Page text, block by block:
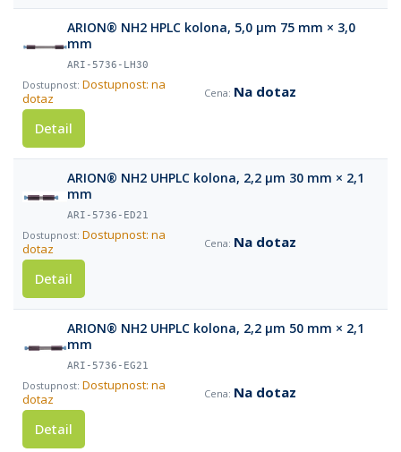
ARION® NH2 HPLC kolona, 5,0 µm 75 mm × 3,0
mm
ARI-5736-LH30
Dostupnost: na
dotaz
Na dotaz
Detail
ARION® NH2 UHPLC kolona, 2,2 µm 30 mm × 2,1
mm
ARI-5736-ED21
Dostupnost: na
dotaz
Na dotaz
Detail
ARION® NH2 UHPLC kolona, 2,2 µm 50 mm × 2,1
mm
ARI-5736-EG21
Dostupnost: na
dotaz
Na dotaz
Detail